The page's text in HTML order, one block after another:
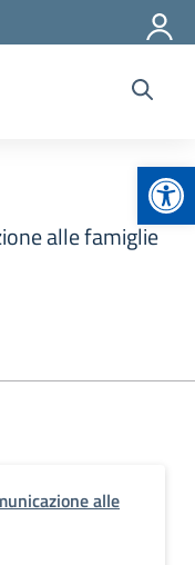
alle famiglie
alle